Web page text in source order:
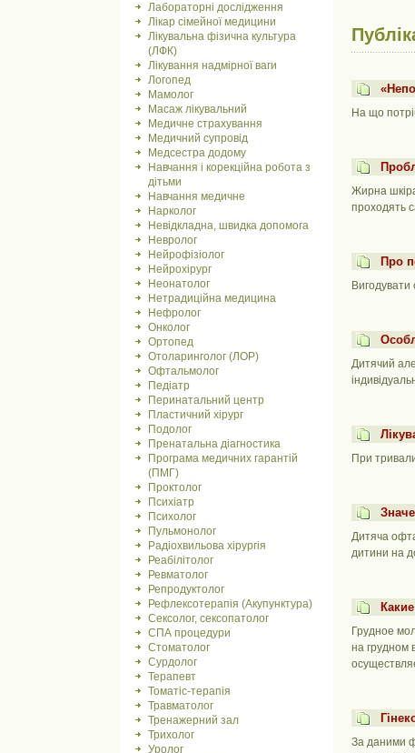
Лабораторні дослідження
Лікар сімейної медицини
Лікувальна фізична культура
(ЛФК)
Лікування надмірної ваги
Логопед
Мамолог
Масаж лікувальний
Медичне страхування
Медичний супровід
Медсестра додому
Навчання і корекційна робота з
дітьми
Навчання медичне
Нарколог
Невідкладна, швидка допомога
Невролог
Нейрофізіолог
Нейрохірург
Неонатолог
Нетрадиційна медицина
Нефролог
Онколог
Ортопед
Отоларинголог (ЛОР)
Офтальмолог
Педіатр
Перинатальний центр
Пластичний хірург
Подолог
Пренатальна діагностика
Програма медичних гарантій
(ПМГ)
Проктолог
Психіатр
Психолог
Пульмонолог
Радіохвильова хірургія
Реабілітолог
Ревматолог
Репродуктолог
Рефлексотерапія (Акупунктура)
Сексолог, сексопатолог
СПА процедури
Стоматолог
Сурдолог
Терапевт
Томатіс-терапія
Травматолог
Тренажерний зал
Трихолог
Уролог
На що
Жирна
проходять
Про
Дитячий
При
Дитяча
дитини на
Грудное
на грудном
За даними